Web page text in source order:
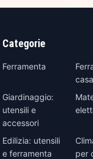
Categorie
Ferramenta
Giardinaggio:
utensili e
accessori
Edilizia: utensili
e ferramenta
per